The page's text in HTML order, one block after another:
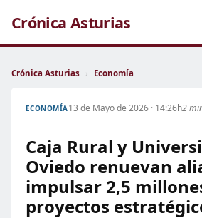
Crónica Asturias
Crónica Asturias › Economía
ECONOMÍA13 de Mayo de 2026 · 14:26h2
Caja Rural y
Oviedo renuevan
impulsar 2,5
proyectos